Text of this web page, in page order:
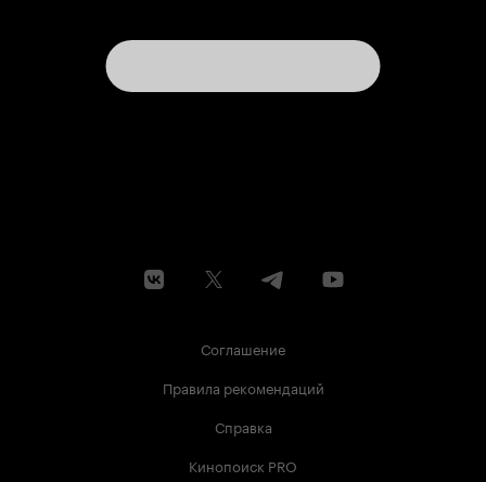
Соглашение
Правила рекомендаций
Справка
Кинопоиск PRO